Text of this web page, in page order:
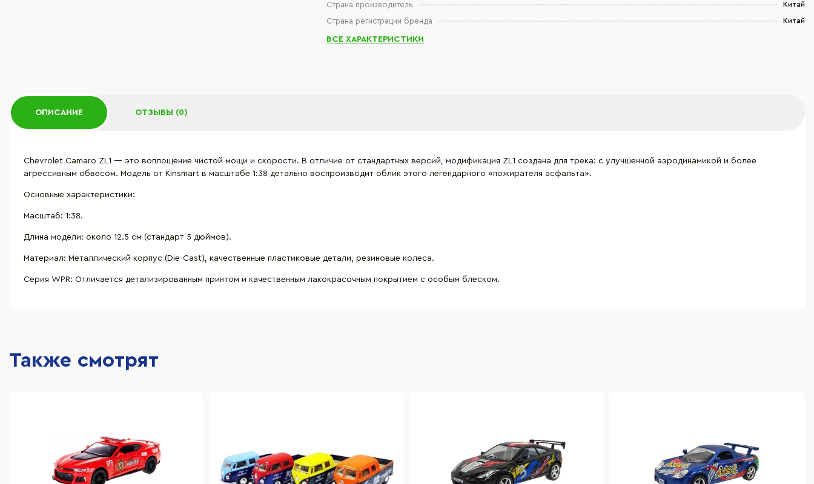
Страна производитель Китай
Страна регистрации бренда Китай
ВСЕ ХАРАКТЕРИСТИКИ
ОПИСАНИЕ ОТЗЫВЫ (0)
Chevrolet Camaro ZL1 — это воплощение чистой мощи и скорости. В отличие от стандартных версий, модификация ZL1 создана для трека: с улучшенной аэродинамикой и более
агрессивным обвесом. Модель от Kinsmart в масштабе 1:38 детально воспроизводит облик этого легендарного «пожирателя асфальта».
Основные характеристики:
Масштаб: 1:38.
Длина модели: около 12.5 см (стандарт 5 дюймов).
Материал: Металлический корпус (Die-Cast), качественные пластиковые детали, резиновые колеса.
Серия WPR: Отличается детализированным принтом и качественным лакокрасочным покрытием с особым блеском.
Также смотрят